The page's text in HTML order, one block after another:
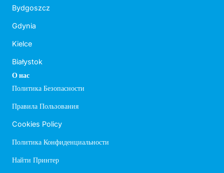
Bydgoszcz
Gdynia
Kielce
Białystok
О нас
Политика Безопасности
Правила Пользования
Cookies Policy
Политика Конфиденциальности
Найти Принтер